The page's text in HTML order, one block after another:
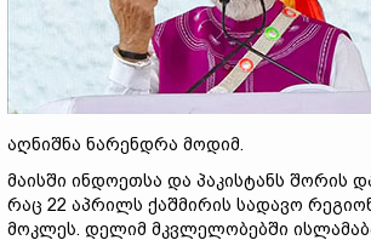
აღნიშნა ნარენდრა მოდიმ.
მაისში ინდოეთსა და პაკისტანს შორის
რაც 22 აპრილს ქაშმირის სადავო
მოკლეს. დელიმ მკვლელობებში